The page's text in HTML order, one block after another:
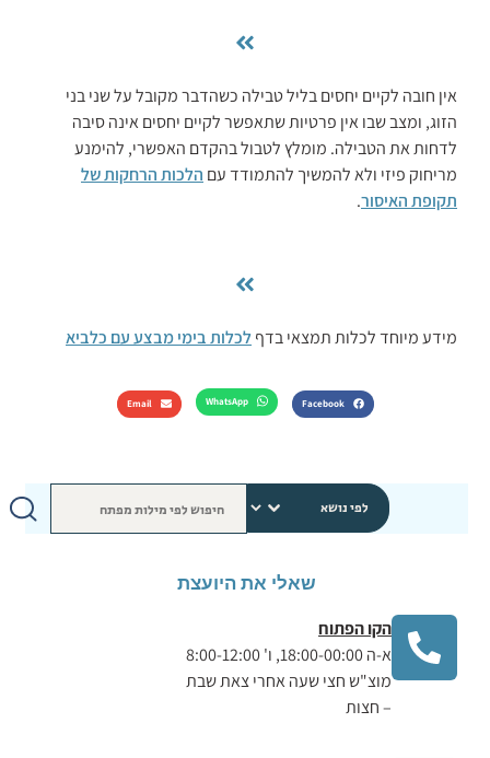
שאלי את היועצת
הקו הפתוח
א-ה 18:00-00:00, ו' 8:00-12:00
מוצ"ש חצי שעה אחרי צאת שבת
– חצות
אין חובה לקיים יחסים בליל טבילה כשהדבר מקובל על שני בני
הזוג, ומצב שבו אין פרטיות שתאפשר לקיים יחסים אינה סיבה
לדחות את הטבילה. מומלץ לטבול בהקדם האפשרי, להימנע
מריחוק פיזי ולא להמשיך להתמודד עם הלכות הרחקות של
תקופת האיסור.
מידע מיוחד לכלות תמצאי בדףלכלות בימי מבצע עם כלביא
Facebook
WhatsApp
Email